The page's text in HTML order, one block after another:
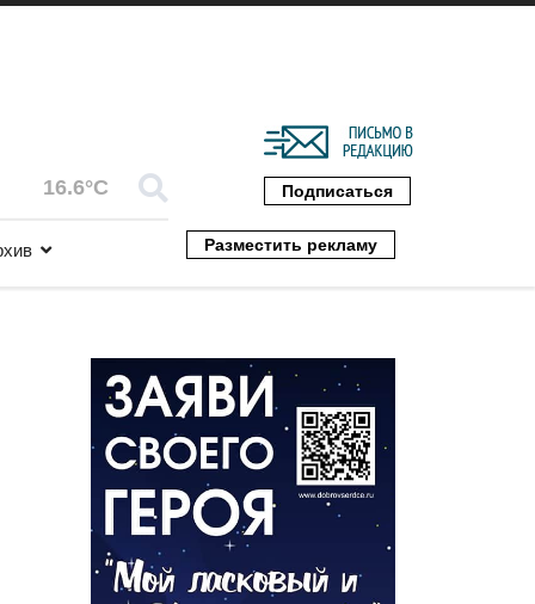
16.6°C Подписаться
Разместить рекламу